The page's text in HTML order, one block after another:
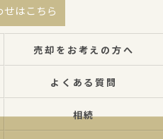
せはこちら
売却をお考えの方へ
よくある質問
相続